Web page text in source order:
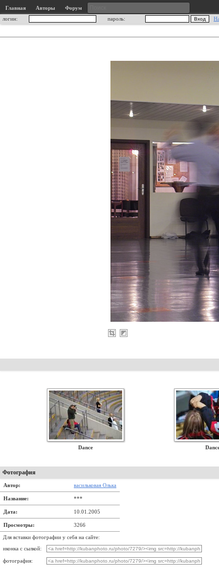
Главная Авторы
Форум
логин:
пароль:
Dance
Фотография
Автор: васильковая Олька
Название: ***
Дата: 10.01.2005
Просмотры: 3266
Для вставки фотографии у себя на сайте:
иконка с сылкой:
фотография: